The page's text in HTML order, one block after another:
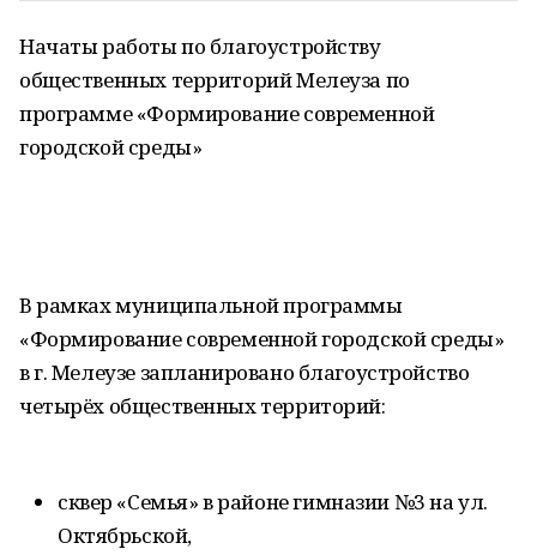
Начаты работы по благоустройству
общественных территорий Мелеуза по
программе «Формирование современной
городской среды»
В рамках муниципальной программы
«Формирование современной городской среды»
в г. Мелеузе запланировано благоустройство
четырёх общественных территорий:
сквер «Семья» в районе гимназии №3 на ул.
Октябрьской,